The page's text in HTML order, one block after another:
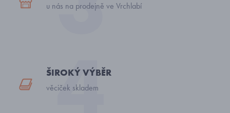
u nás na prodejně ve Vrchlabí
ŠIROKÝ VÝBĚR
věciček skladem